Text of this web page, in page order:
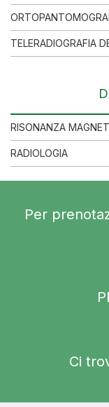
TELERADIOGRAFIA
RISONANZA
RADIOLOGIA
Per
Ci